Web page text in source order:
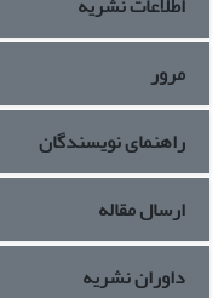
مرور
راهنمای نویسندگان
ارسال مقاله
داوران نشریه